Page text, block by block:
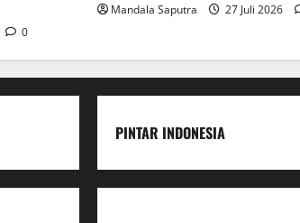
0
Mandala Saputra 27 Juli 2026
PINTAR INDONESIA